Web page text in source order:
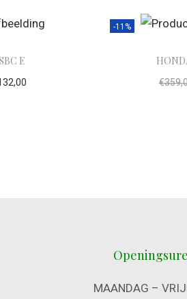
E
-11%
€
MAANDAG –